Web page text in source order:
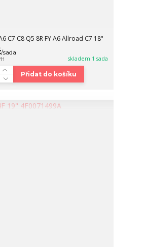
C7 C8 Q5 8R FY A6 Allroad C7 18"
/sada
skladem 1 sada
Přidat do košíku